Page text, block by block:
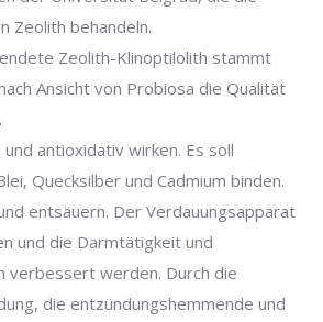
Zeolith behandeln.
Zeolith-Klinoptilolith stammt
Ansicht von Probiosa die Qualität
antioxidativ wirken. Es soll
Quecksilber und Cadmium binden.
entsäuern. Der Verdauungsapparat
und die Darmtätigkeit und
verbessert werden. Durch die
die entzündungshemmende und